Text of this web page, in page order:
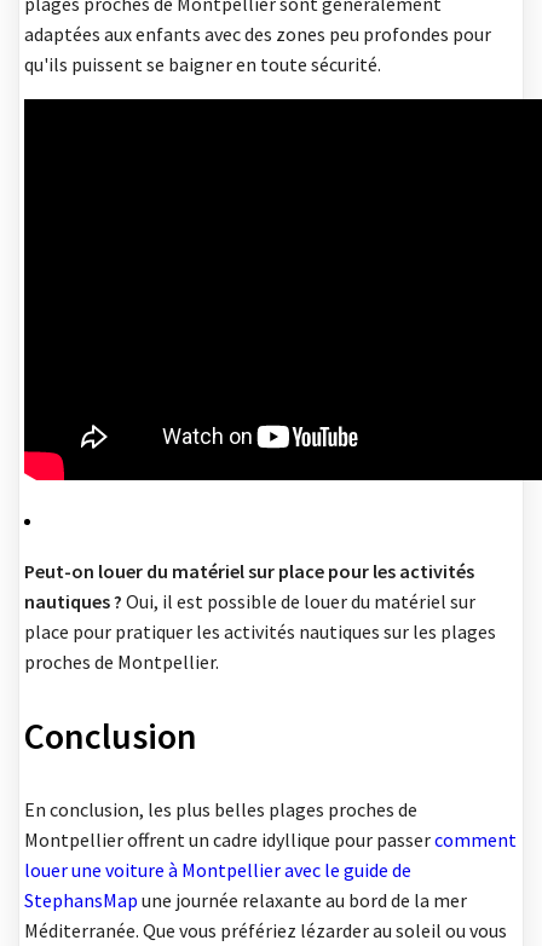
adaptées aux enfants avec des zones peu profondes pour
qu'ils puissent se baigner en toute sécurité.
Peut-on louer du matériel sur place pour les activités
nautiques ? Oui, il est possible de louer du matériel sur
place pour pratiquer les activités nautiques sur les plages
proches de Montpellier.
Conclusion
En conclusion, les plus belles plages proches de
Montpellier offrent un cadre idyllique pour passercomment
louer une voiture à Montpellier avec le guide de
StephansMap une journée relaxante au bord de la mer
Méditerranée. Que vous préfériez lézarder au soleil ou vous